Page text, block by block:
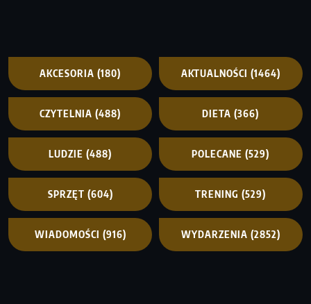
AKCESORIA (180) AKTUALNOŚCI (1464)
CZYTELNIA (488) DIETA (366)
LUDZIE (488) POLECANE (529)
SPRZĘT (604) TRENING (529)
WIADOMOŚCI (916) WYDARZENIA (2852)